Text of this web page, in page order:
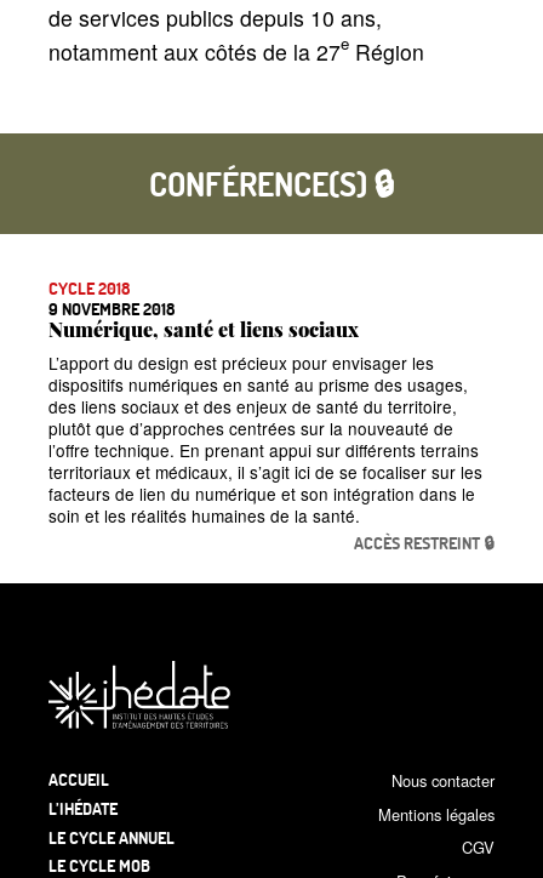
de services publics depuis 10 ans,
notamment aux côtés de la 27e Région
CONFÉRENCE(S) 🔒
CYCLE 2018
9 NOVEMBRE 2018
Numérique, santé et liens sociaux
L’apport du design est précieux pour envisager les
dispositifs numériques en santé au prisme des usages,
des liens sociaux et des enjeux de santé du territoire,
plutôt que d’approches centrées sur la nouveauté de
l’offre technique. En prenant appui sur différents terrains
territoriaux et médicaux, il s’agit ici de se focaliser sur les
facteurs de lien du numérique et son intégration dans le
soin et les réalités humaines de la santé.
ACCÈS RESTREINT 🔒
ACCUEIL
L’IHÉDATE
LE CYCLE ANNUEL
LE CYCLE MOB
Nous contacter
Mentions légales
CGV